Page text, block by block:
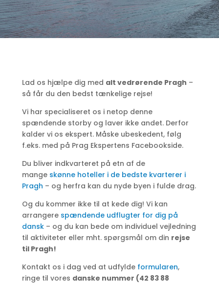
Lad os hjælpe dig med alt vedrørende Pragh –
så får du den bedst tænkelige rejse!
Vi har specialiseret os i netop denne
spændende storby og laver ikke andet. Derfor
kalder vi os ekspert. Måske ubeskedent, følg
f.eks. med på Prag Ekspertens Facebookside.
Du bliver indkvarteret på etn af de
mange skønne hoteller i de bedste kvarterer i
Pragh – og herfra kan du nyde byen i fulde drag.
Og du kommer ikke til at kede dig! Vi kan
arrangere spændende udflugter for dig på
dansk– og du kan bede om individuel vejledning
til aktiviteter eller mht. spørgsmål om din rejse
til Pragh!
Kontakt os i dag ved at udfylde formularen,
ringe til vores danske nummer (42 83 88